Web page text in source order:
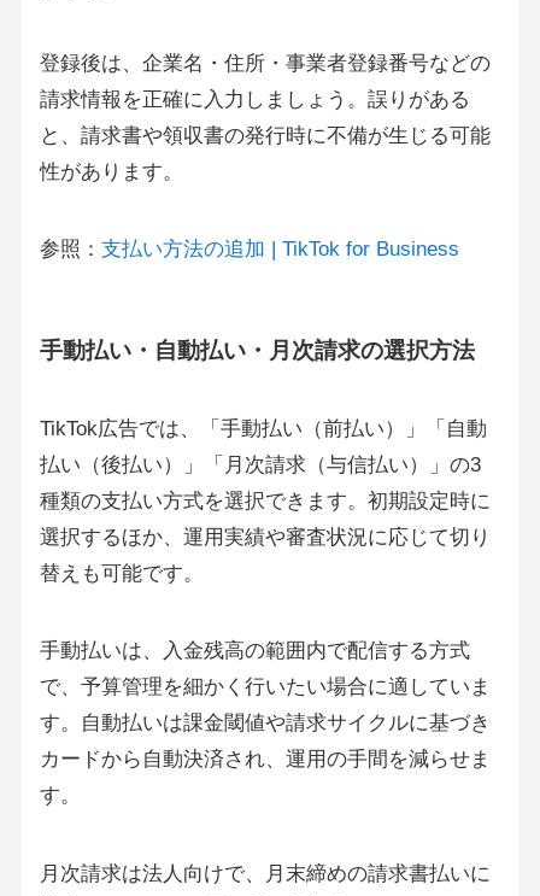
登録後は、企業名・住所・事業者登録番号などの
請求情報を正確に入力しましょう。誤りがある
と、請求書や領収書の発行時に不備が生じる可能
性があります。
参照： 支払い方法の追加 | TikTok for Business
手動払い・自動払い・月次請求の選択方法
TikTok広告では、「手動払い（前払い）」「自動
払い（後払い）」「月次請求（与信払い）」の3
種類の支払い方式を選択できます。初期設定時に
選択するほか、運用実績や審査状況に応じて切り
替えも可能です。
手動払いは、入金残高の範囲内で配信する方式
で、予算管理を細かく行いたい場合に適していま
す。自動払いは課金閾値や請求サイクルに基づき
カードから自動決済され、運用の手間を減らせま
す。
月次請求は法人向けで、月末締めの請求書払いに